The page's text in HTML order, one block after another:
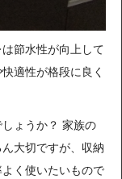
節水性が向上して
適性が格段に良く
ょうか？ 家族の
大切ですが、収納
く使いたいもので